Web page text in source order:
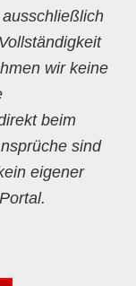
wir keine
beim
sind
eigener